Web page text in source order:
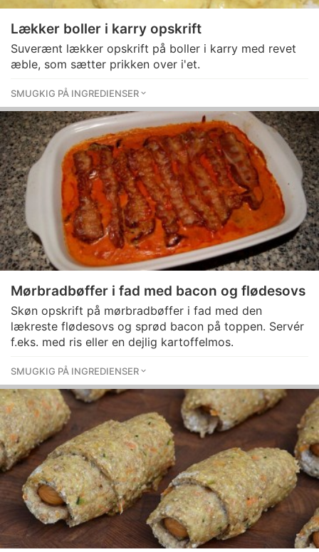
Lækker boller i karry opskrift
Suverænt lækker opskrift på boller i karry med revet
æble, som sætter prikken over i'et.
SMUGKIG PÅ INGREDIENSER
Mørbradbøffer i fad med bacon og flødesovs
Skøn opskrift på mørbradbøffer i fad med den
lækreste flødesovs og sprød bacon på toppen. Servér
f.eks. med ris eller en dejlig kartoffelmos.
SMUGKIG PÅ INGREDIENSER